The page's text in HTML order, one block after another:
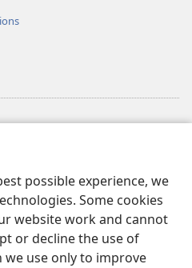
possible experience, we
Some cookies
website work and cannot
or decline the use of
use only to improve